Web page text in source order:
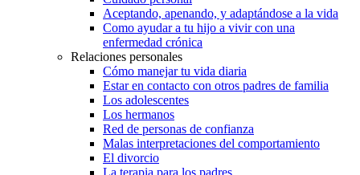
Aceptando, apenando, y adaptándose a la vida
Como ayudar a tu hijo a vivir con una
enfermedad crónica
Relaciones personales
Cómo manejar tu vida diaria
Estar en contacto con otros padres de familia
Los adolescentes
Los hermanos
Red de personas de confianza
Malas interpretaciones del comportamiento
El divorcio
La terapia para los padres